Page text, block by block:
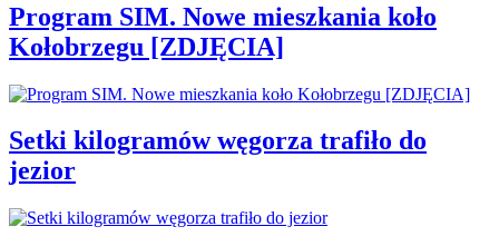
Program SIM. Nowe mieszkania koło
Kołobrzegu [ZDJĘCIA]
Setki kilogramów węgorza trafiło do
jezior